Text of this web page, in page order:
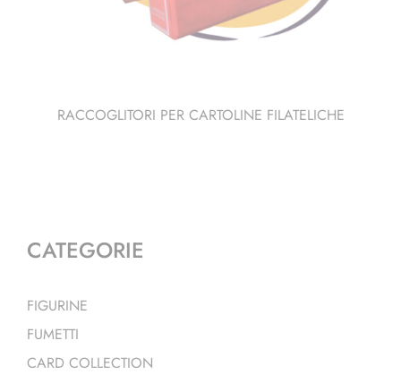
RACCOGLITORI PER CARTOLINE FILATELICHE
CATEGORIE
FIGURINE
FUMETTI
CARD COLLECTION